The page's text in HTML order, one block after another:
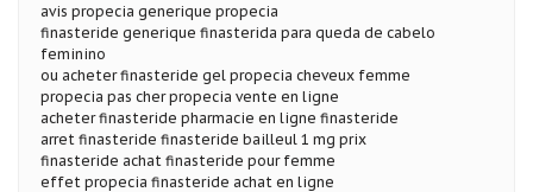
avis propecia generique propecia
finasteride generique finasterida para queda de cabelo
feminino
ou acheter finasteride gel propecia cheveux femme
propecia pas cher propecia vente en ligne
acheter finasteride pharmacie en ligne finasteride
arret finasteride finasteride bailleul 1 mg prix
finasteride achat finasteride pour femme
effet propecia finasteride achat en ligne